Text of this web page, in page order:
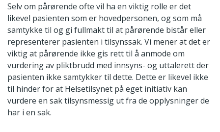
Selv om pårørende ofte vil ha en viktig rolle er det
likevel pasienten som er hovedpersonen, og som må
samtykke til og gi fullmakt til at pårørende bistår eller
representerer pasienten i tilsynssak. Vi mener at det er
viktig at pårørende ikke gis rett til å anmode om
vurdering av pliktbrudd med innsyns- og uttalerett der
pasienten ikke samtykker til dette. Dette er likevel ikke
til hinder for at Helsetilsynet på eget initiativ kan
vurdere en sak tilsynsmessig ut fra de opplysninger de
har i en sak.